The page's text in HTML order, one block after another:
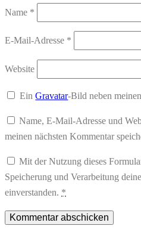
Name *
E-Mail-Adresse *
Website
EinGravatar-Bild neben
Name, E-Mail-Adresse und
meinen nächsten Kommentar
Mit der Nutzung dieses
Speicherung und Verarbeitung
einverstanden. *